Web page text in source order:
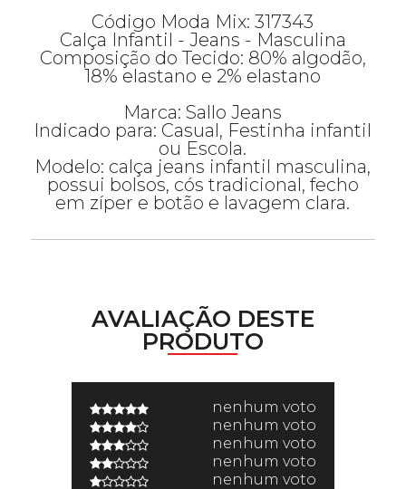
Código Moda Mix: 317343
Calça Infantil - Jeans - Masculina
Composição do Tecido: 80% algodão,
18% elastano e 2% elastano
Marca: Sallo Jeans
Indicado para: Casual, Festinha infantil
ou Escola.
Modelo: calça jeans infantil masculina,
possui bolsos, cós tradicional, fecho
em zíper e botão e lavagem clara.
AVALIAÇÃO DESTE
PRODUTO
nenhum voto
nenhum voto
nenhum voto
nenhum voto
nenhum voto